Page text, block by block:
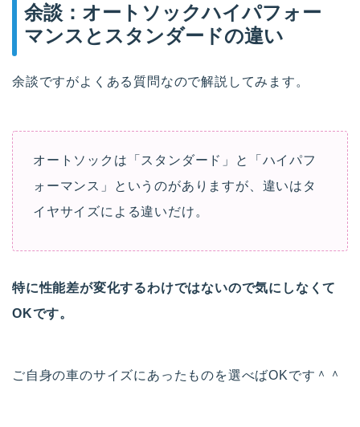
余談：オートソックハイパフォー
マンスとスタンダードの違い
余談ですがよくある質問なので解説してみます。
オートソックは「スタンダード」と「ハイパフ
ォーマンス」というのがありますが、違いはタ
イヤサイズによる違いだけ。
特に性能差が変化するわけではないので気にしなくて
OKです。
ご自身の車のサイズにあったものを選べばOKです＾＾